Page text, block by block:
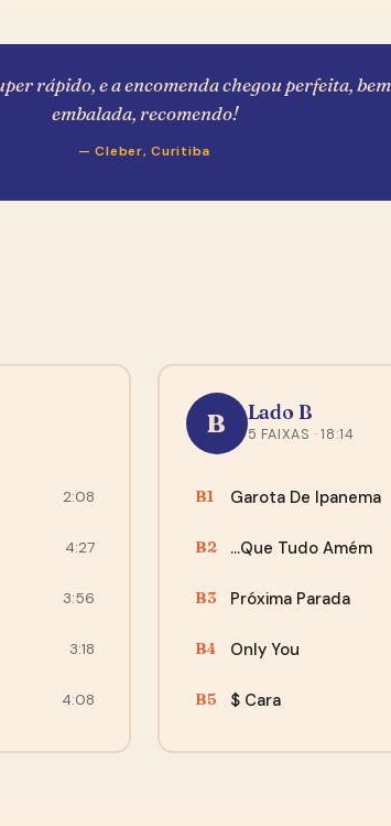
rápido, e a encomenda chegou perfeita, bem
embalada, recomendo!
— Cleber, Curitiba
2:08
4:27
3:56
3:18
4:08
B Lado B
5 FAIXAS · 18:14
B1 Garota De Ipanema
B2 …Que Tudo Amém
B3 Próxima Parada
B4 Only You
B5 $ Cara
meu cupom de R$ 20,00
super rápido, e a encomenda chegou